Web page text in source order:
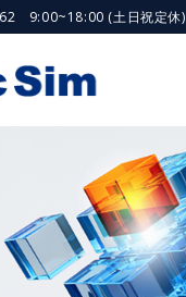
9:00~18:00 (土日祝定休)